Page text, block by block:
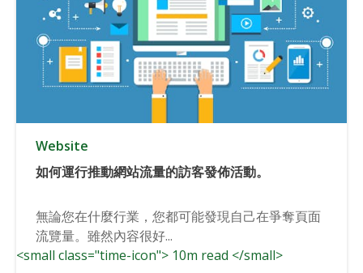
Website
如何運行推動網站流量的訪客發佈活動。
無論您在什麼行業，您都可能發現自己在爭奪頁面
流覽量。雖然內容很好...
<small class="time-icon"> 10m read </small>